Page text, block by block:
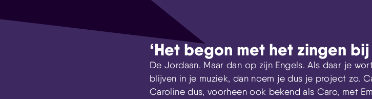
‘Het begon met het zingen bij
De Jordaan. Maar dan op zijn Engels. Als daar je
blijven in je muziek, dan noem je dus je project zo.
Caroline dus, voorheen ook bekend als Caro, met